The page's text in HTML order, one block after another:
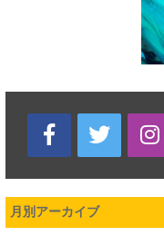
月別アーカイブ